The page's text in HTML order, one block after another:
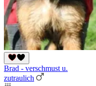
Brad - verschmust u.
zutraulich